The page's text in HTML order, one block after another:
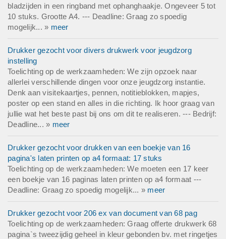
bladzijden in een ringband met ophanghaakje. Ongeveer 5 tot
10 stuks. Grootte A4. --- Deadline: Graag zo spoedig
mogelijk... » meer
Drukker gezocht voor divers drukwerk voor jeugdzorg
instelling
Toelichting op de werkzaamheden: We zijn opzoek naar
allerlei verschillende dingen voor onze jeugdzorg instantie.
Denk aan visitekaartjes, pennen, notitieblokken, mapjes,
poster op een stand en alles in die richting. Ik hoor graag van
jullie wat het beste past bij ons om dit te realiseren. --- Bedrijf:
Deadline... » meer
Drukker gezocht voor drukken van een boekje van 16
pagina's laten printen op a4 formaat: 17 stuks
Toelichting op de werkzaamheden: We moeten een 17 keer
een boekje van 16 paginas laten printen op a4 formaat ---
Deadline: Graag zo spoedig mogelijk... » meer
Drukker gezocht voor 206 ex van document van 68 pag
Toelichting op de werkzaamheden: Graag offerte drukwerk 68
pagina`s tweezijdig geheel in kleur gebonden bv. met ringetjes